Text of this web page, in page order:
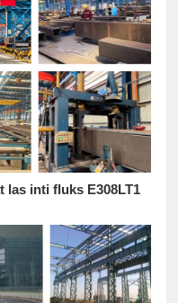
las inti fluks E308LT1